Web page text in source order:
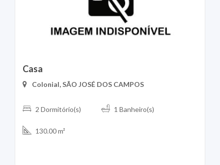
Casa
Colonial, SÃO JOSÉ DOS CAMPOS
2 Dormitório(s) 1 Banheiro(s)
130.00 m²